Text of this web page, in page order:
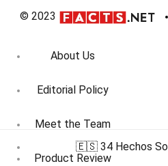
© 2023
About Us
Editorial Policy
Meet the Team
Product Review
🇪🇸 34 Hechos